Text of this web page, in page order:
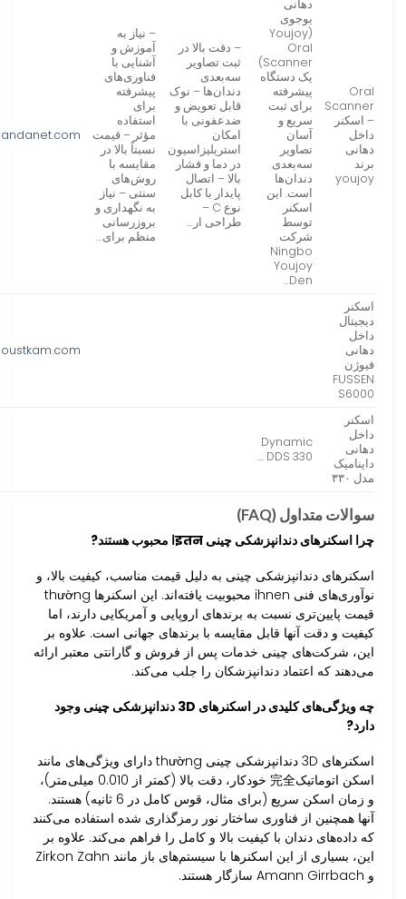
Oral
Scanner
– اسکنر
داخل
دهانی
برند
youjoy
دهانی
یوجوی
(Youjoy
Oral
Scanner)
یک دستگاه
پیشرفته
برای ثبت
سریع و
آسان
تصاویر
سه‌بعدی
دندان‌ها
است. این
اسکنر
توسط
شرکت
Ningbo
Youjoy
Den…
– دقت بالا در
ثبت تصاویر
سه‌بعدی
دندان‌ها – نوک
قابل تعویض و
ضدعفونی با
امکان
استریلیزاسیون
در دما و فشار
بالا – اتصال
پایدار با کابل
نوع C –
طراحی ار…
– نیاز به
آموزش و
آشنایی با
فناوری‌های
پیشرفته
برای
استفاده
مؤثر – قیمت
نسبتاً بالا در
مقایسه با
روش‌های
سنتی – نیاز
به نگهداری و
بروزرسانی
منظم برای…
اسکنر
دیجیتال
داخل
دهانی
فیوژن
FUSSEN
S6000
اسکنر
داخل
دهانی
داینامیک
مدل ۳۳۰
Dynamic
DDS 330 …
سوالات متداول (FAQ)
چرا اسکنرهای دندانپزشکی چینی इतनا محبوب هستند?
اسکنرهای دندانپزشکی چینی به دلیل قیمت مناسب، کیفیت بالا، و
نوآوری‌های فنی ihnen محبوبیت یافته‌اند. این اسکنرها thường
قیمت پایین‌تری نسبت به برندهای اروپایی و آمریکایی دارند، اما
کیفیت و دقت آنها قابل مقایسه با برندهای جهانی است. علاوه بر
این، شرکت‌های چینی خدمات پس از فروش و گارانتی معتبر ارائه
می‌دهند که اعتماد دندانپزشکان را جلب می‌کند.
چه ویژگی‌های کلیدی در اسکنرهای 3D دندانپزشکی چینی وجود
دارد?
اسکنرهای 3D دندانپزشکی چینی thường دارای ویژگی‌های مانند
اسکن اتوماتیک完全 خودکار، دقت بالا (کمتر از 0.010 میلی‌متر)،
و زمان اسکن سریع (برای مثال، قوس کامل در 6 ثانیه) هستند.
آنها همچنین از فناوری ساختار نور رمزگذاری شده استفاده می‌کنند
که داده‌های دندان با کیفیت بالا و کامل را فراهم می‌کند. علاوه بر
این، بسیاری از این اسکنرها با سیستم‌های باز مانند Zirkon Zahn
و Amann Girrbach سازگار هستند.